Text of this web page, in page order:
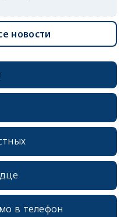
новости
в телефон